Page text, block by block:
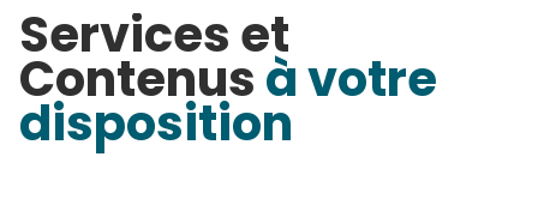
Services et
Contenusà votre
disposition